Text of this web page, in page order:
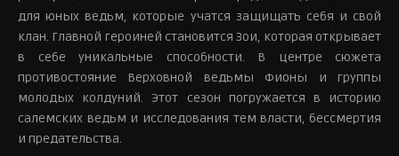
для юных ведьм, которые учатся защищать себя и свой
клан. Главной героиней становится Зои, которая открывает
в себе уникальные способности. В центре сюжета
противостояние Верховной ведьмы Фионы и группы
молодых колдуний. Этот сезон погружается в историю
салемских ведьм и исследования тем власти, бессмертия
и предательства.